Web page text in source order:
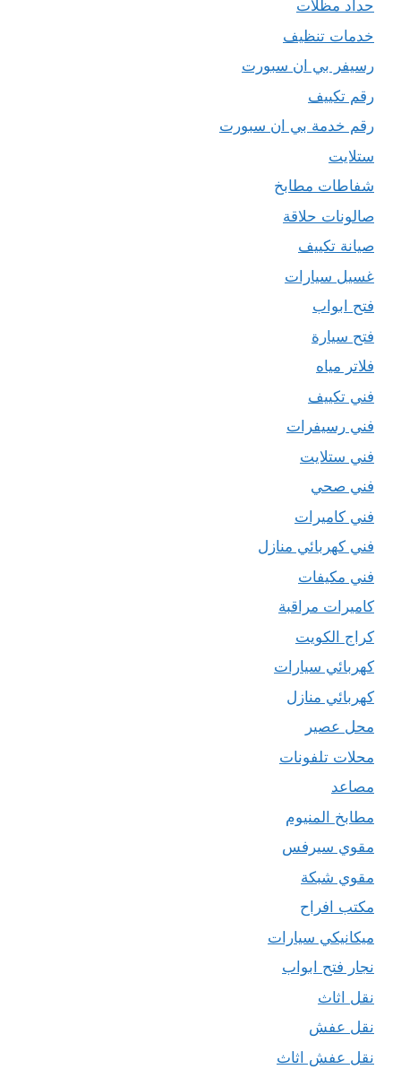
حداد مظلات
خدمات تنظيف
رسيفر بي ان سبورت
رقم تكييف
رقم خدمة بي ان سبورت
ستلايت
شفاطات مطابخ
صالونات حلاقة
صيانة تكييف
غسيل سيارات
فتح ابواب
فتح سيارة
فلاتر مياه
فني تكييف
فني رسيفرات
فني ستلايت
فني صحي
فني كاميرات
فني كهربائي منازل
فني مكيفات
كاميرات مراقبة
كراج الكويت
كهربائي سيارات
كهربائي منازل
محل عصير
محلات تلفونات
مصاعد
مطابخ المنيوم
مقوي سيرفس
مقوي شبكة
مكتب افراح
ميكانيكي سيارات
نجار فتح ابواب
نقل اثاث
نقل عفش
نقل عفش اثاث